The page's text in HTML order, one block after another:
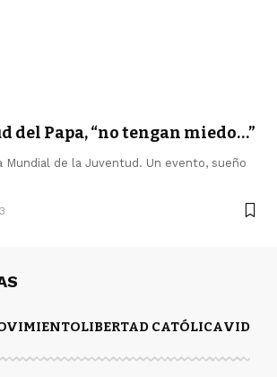
del Papa, “no tengan miedo…”
Mundial de la Juventud. Un evento, sueño
LIBERTAD CATÓLICAVIDA